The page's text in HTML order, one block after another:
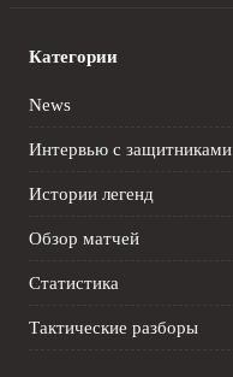
Категории
News
Интервью с защитниками
Истории легенд
Обзор матчей
Статистика
Тактические разборы